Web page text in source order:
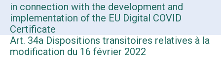
in connection with the development and
implementation of the EU Digital COVID
Certificate
Art. 34a Dispositions transitoires relatives à la
modification du 16 février 2022